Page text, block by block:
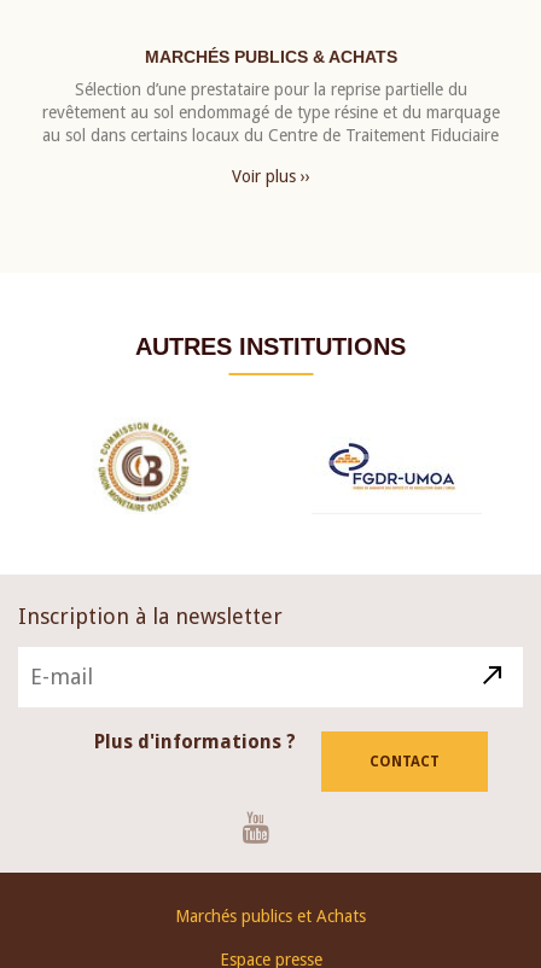
MARCHÉS PUBLICS & ACHATS
Sélection d’une prestataire pour la reprise partielle du
revêtement au sol endommagé de type résine et du marquage
au sol dans certains locaux du Centre de Traitement Fiduciaire
Voir plus ››
AUTRES INSTITUTIONS
Inscription à la newsletter
Plus d'informations ?
CONTACT
Marchés publics et Achats
Espace presse